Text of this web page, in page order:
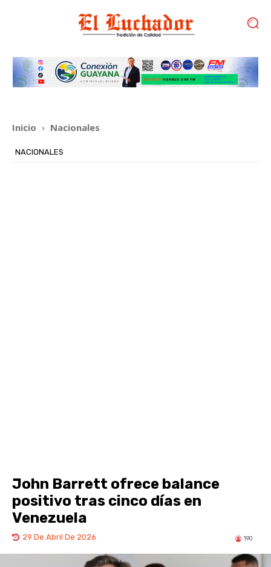
Inicio Nacionales
NACIONALES
John Barrett ofrece balance
positivo tras cinco días en
Venezuela
29 De Abril De 2026 190